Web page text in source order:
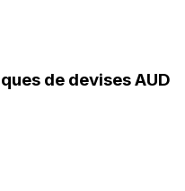
de devises AUD